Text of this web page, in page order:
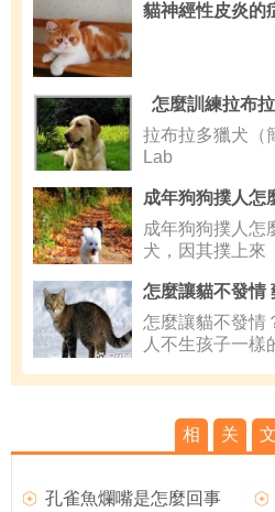
貓神經性皮炎的
怎麼訓練拉布
拉布拉多獵犬（
Lab
成年狗狗撲人怎
成年狗狗撲人怎
犬，因其撲上來
怎麼讓貓不發情
人不生孩子一樣
相 关 文
孔雀魚爛嘴是怎麼回事